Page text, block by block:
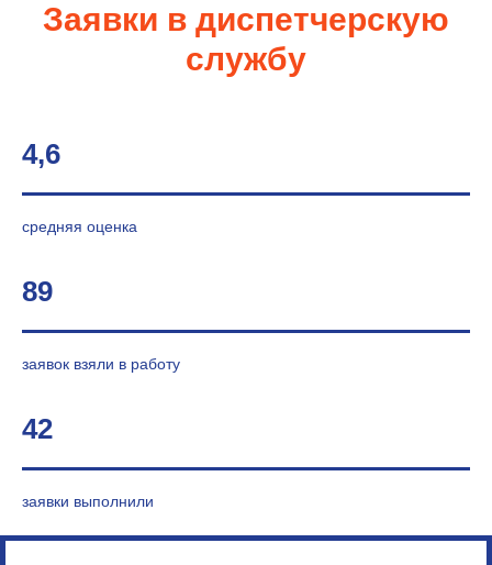
Заявки в диспетчерскую
службу
4,6
средняя оценка
89
заявок взяли в работу
42
заявки выполнили